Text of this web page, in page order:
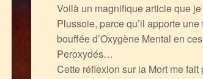
Voilà un magnifique article que je
Plussoie, parce qu’il apporte une
bouffée d’Oxygène Mental en
Peroxydés…
Cette réflexion sur la Mort me fait